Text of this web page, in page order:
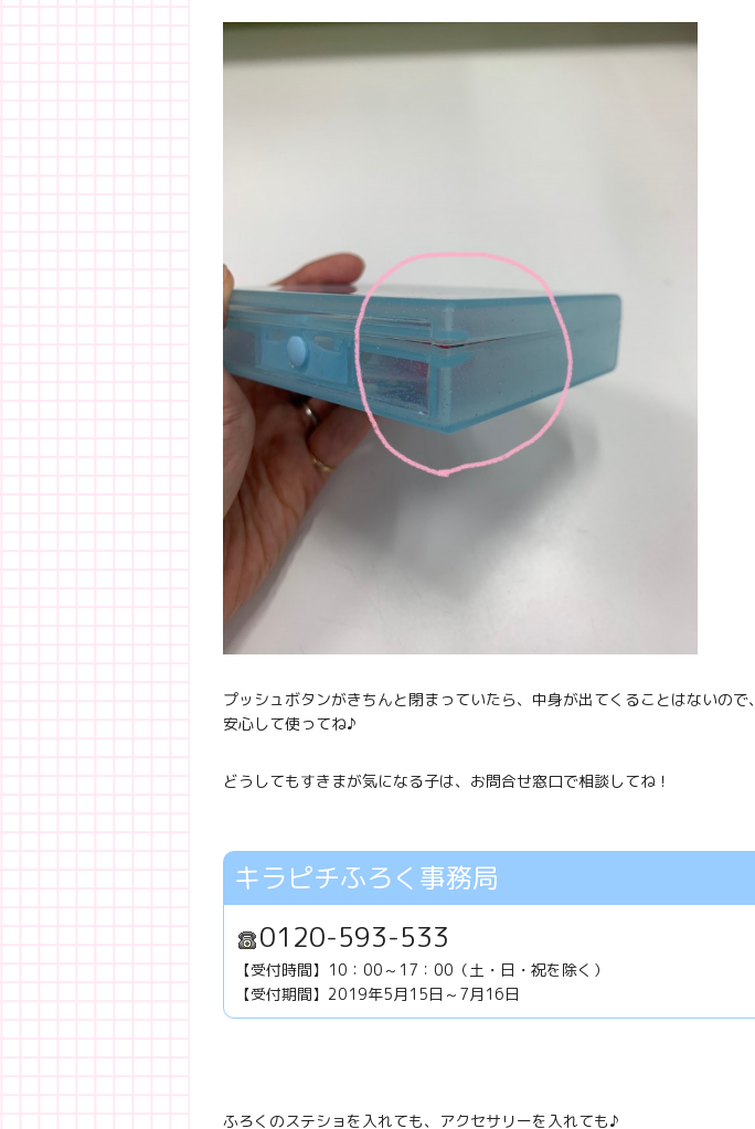
プッシュボタンがきちんと閉まっていたら、中身が出てくることはないので、
安心して使ってね♪
どうしてもすきまが気になる子は、お問合せ窓口で相談してね！
キラピチふろく事務局
0120-593-533
【受付時間】10：00～17：00（土・日・祝を除く）
【受付期間】2019年5月15日～7月16日
ふろくのステショを入れても、アクセサリーを入れても♪